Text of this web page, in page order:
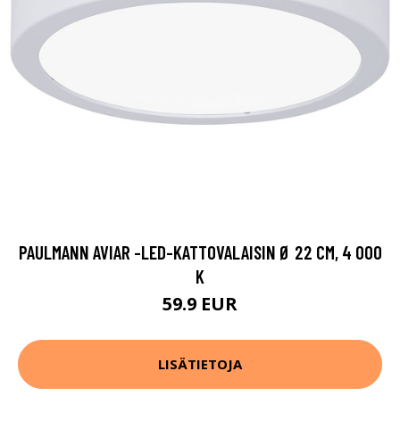
PAULMANN AVIAR -LED-KATTOVALAISIN Ø 22 CM, 4 000
K
59.9 EUR
LISÄTIETOJA